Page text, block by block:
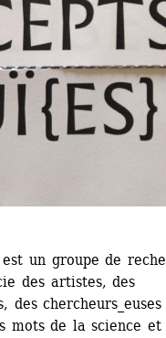
est un groupe de
des artistes, des
des chercheurs_euses
mots de la science et